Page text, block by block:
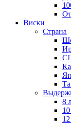
Виски
Страна
8